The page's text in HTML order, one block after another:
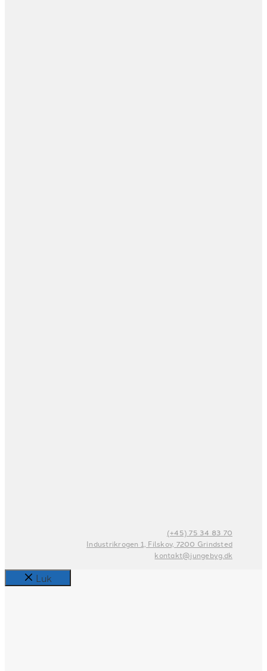
(+45) 75 34 83 70
Industrikrogen 1, Filskov, 7200 Grindsted
kontakt@jungebyg.dk
Luk